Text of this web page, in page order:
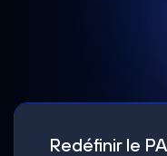
Redéfinir le